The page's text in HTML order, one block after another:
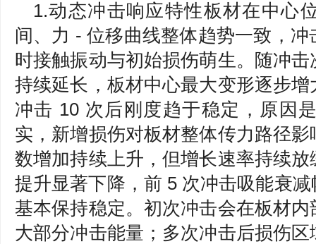
1.动态冲击响应特性板材在中心
间、力 - 位移曲线整体趋势一致，
时接触振动与初始损伤萌生。随冲
持续延长，板材中心最大变形逐步
冲击 10 次后刚度趋于稳定，原因
实，新增损伤对板材整体传力路径
数增加持续上升，但增长速率持续
提升显著下降，前 5 次冲击吸能衰
基本保持稳定。初次冲击会在板材
大部分冲击能量；多次冲击后损伤